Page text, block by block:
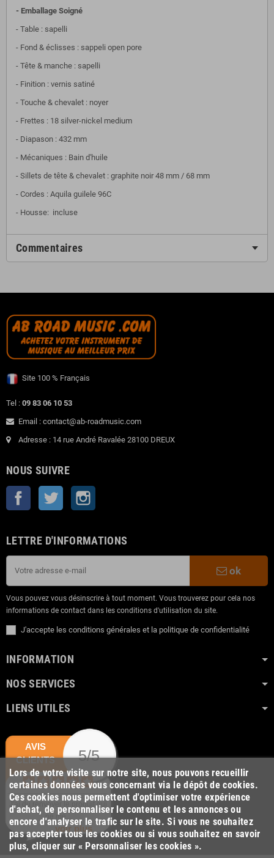
- Emballage Soigné
- Table : sapelli
- Fond & éclisses : sappeli open pore
- Tête & manche : sapelli
- Finition : vernis satiné
- Touche & chevalet : noyer
- Frettes : 18 silver-nickel medium
- Diapason : 432 mm
- Mécaniques : Bain d'huile
- Sillets de tête & chevalet : graphite noir 48 mm / 68 mm
- Cordes : Aquila guilele 96C
- Housse: incluse
Commentaires
Site 100 % Français
Tel : 09 83 06 10 53
Email : contact@ab-roadmusic.com
Adresse : 14 rue André Ravalée 28100 DREUX
NOUS SUIVRE
Facebook Twitter
LETTRE D'INFORMATIONS
ok
Vous pouvez vous désinscrire à tout moment. Vous trouverez pour cela nos
informations de contact dans les conditions d'utilisation du site.
J'accepte les conditions générales et la politique de confidentialité
INFORMATION
NOS SERVICES
LIENS UTILES
Lors de votre visite sur notre site, nous pouvons recueillir
certaines données vous concernant via le dépôt de cookies.
Ces cookies nous permettent d'optimiser votre expérience
d'achat, de personnaliser le contenu et les annonces ou
encore d'analyser le trafic sur le site. Si vous ne souhaitez
pas accepter tous les cookies ou si vous souhaitez en savoir
plus, cliquer sur « Personnaliser les cookies ».
AVIS
CLIENTS
5/5
J'ai du renvoyer le produit qui
ne me...
voir plus